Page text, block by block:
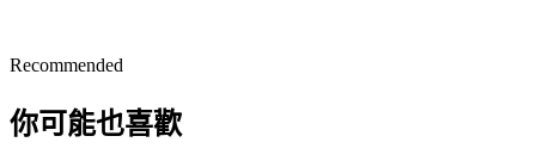
Recommended
你可能也喜歡